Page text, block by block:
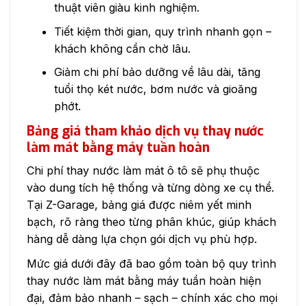
thuật viên giàu kinh nghiệm.
Tiết kiệm thời gian, quy trình nhanh gọn –
khách không cần chờ lâu.
Giảm chi phí bảo dưỡng về lâu dài, tăng
tuổi thọ két nước, bơm nước và gioăng
phớt.
Bảng giá tham khảo dịch vụ thay nước
làm mát bằng máy tuần hoàn
Chi phí thay nước làm mát ô tô sẽ phụ thuộc
vào dung tích hệ thống và từng dòng xe cụ thể.
Tại Z-Garage, bảng giá được niêm yết minh
bạch, rõ ràng theo từng phân khúc, giúp khách
hàng dễ dàng lựa chọn gói dịch vụ phù hợp.
Mức giá dưới đây đã bao gồm toàn bộ quy trình
thay nước làm mát bằng máy tuần hoàn hiện
đại, đảm bảo nhanh – sạch – chính xác cho mọi